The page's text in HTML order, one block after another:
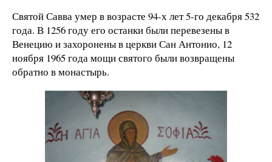
Святой Савва умер в возрасте 94-х лет 5-го декабря 532
года. В 1256 году его останки были перевезены в
Венецию и захоронены в церкви Сан Антонио, 12
ноября 1965 года мощи святого были возвращены
обратно в монастырь.